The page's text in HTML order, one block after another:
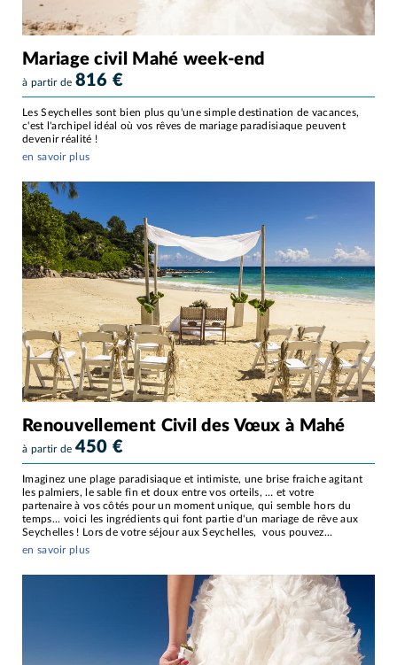
Mariage civil Mahé week-end
à partir de 816 €
Les Seychelles sont bien plus qu'une simple destination de vacances,
c'est l'archipel idéal où vos rêves de mariage paradisiaque peuvent
devenir réalité !
en savoir plus
Renouvellement Civil des Vœux à Mahé
à partir de 450 €
Imaginez une plage paradisiaque et intimiste, une brise fraiche agitant
les palmiers, le sable fin et doux entre vos orteils, … et votre
partenaire à vos côtés pour un moment unique, qui semble hors du
temps... voici les ingrédients qui font partie d'un mariage de rêve aux
Seychelles ! Lors de votre séjour aux Seychelles, vous pouvez...
en savoir plus